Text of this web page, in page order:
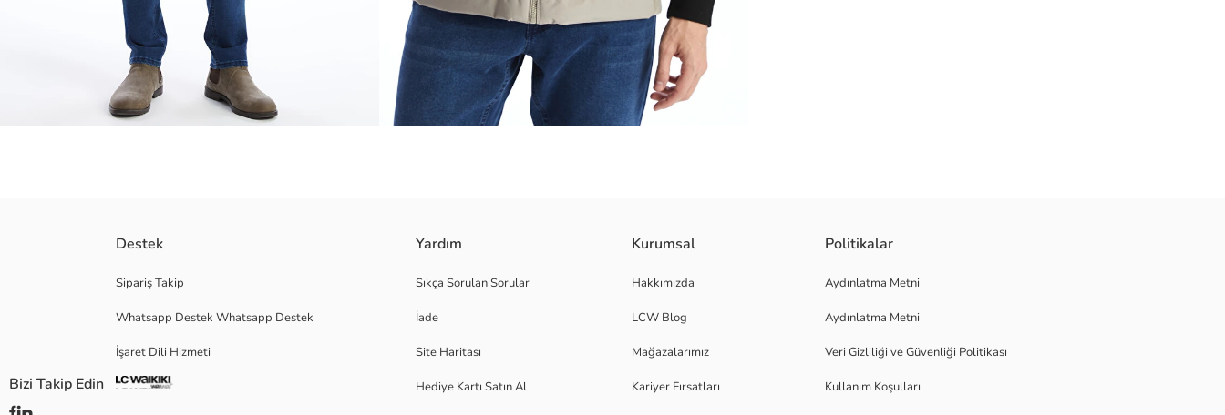
Satıcı:
Marka:
Destek
Sipariş Takip
Whatsapp Destek Whatsapp Destek
İşaret Dili Hizmeti
Yardım
Sıkça Sorulan Sorular
İade
Site Haritası
Hediye Kartı Satın Al
Kurumsal
Hakkımızda
LCW Blog
Mağazalarımız
Kariyer Fırsatları
Politikalar
Aydınlatma Metni
Aydınlatma Metni
Veri Gizliliği ve Güvenliği Politikası
Kullanım Koşulları
Bizi Takip Edin